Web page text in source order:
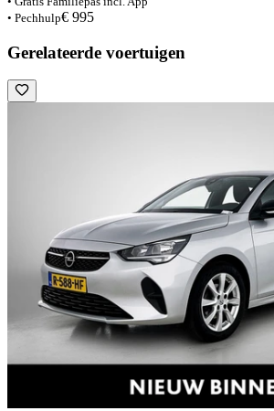
• Pechhulp€ 995
Gerelateerde voertuigen